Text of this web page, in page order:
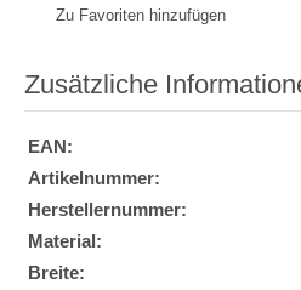
Zu Favoriten hinzufügen
Zusätzliche
EAN:
Artikelnummer:
Herstellernummer:
Material:
Breite: